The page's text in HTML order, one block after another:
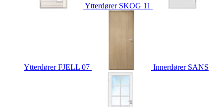
Ytterdører SKOG 11
YtterdørerFJELL 07 Innerdører SANS